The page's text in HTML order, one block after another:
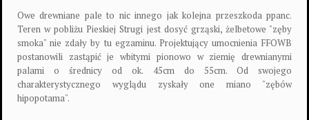
Owe drewniane pale to nic innego jak kolejna przeszkoda ppanc.
Teren w pobliżu Pieskiej Strugi jest dosyć grząski, żelbetowe "zęby
smoka" nie zdały by tu egzaminu. Projektujący umocnienia FFOWB
postanowili zastąpić je wbitymi pionowo w ziemię drewnianymi
palami o średnicy od ok. 45cm do 55cm. Od swojego
charakterystycznego wyglądu zyskały one miano "zębów
hipopotama".